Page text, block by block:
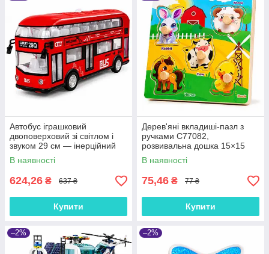
Автобус іграшковий
двоповерховий зі світлом і
звуком 29 см — інерційний
автобус з дверима, що
відчиняються, арт. 666-29Q
В наявності
624,26 ₴ 637 ₴
Купити
Дерев'яні вкладиші-пазл з
ручками C77082,
розвивальна дошка 15×15
см, логічна гра для дітей від 3
років
В наявності
75,46 ₴ 77 ₴
Купити
–2% –2%